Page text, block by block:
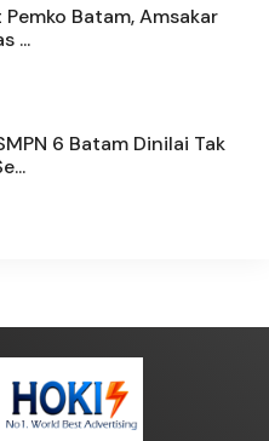
Batam, Amsakar
...
6 Batam Dinilai Tak